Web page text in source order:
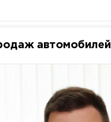
автомобилей